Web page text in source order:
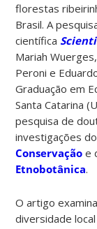
florestas
Brasil. A
científica
Mariah
Peroni e
Graduação em
Santa Catarina
pesquisa de
investigações
Conservação e
Etnobotânica.
O artigo
diversidade